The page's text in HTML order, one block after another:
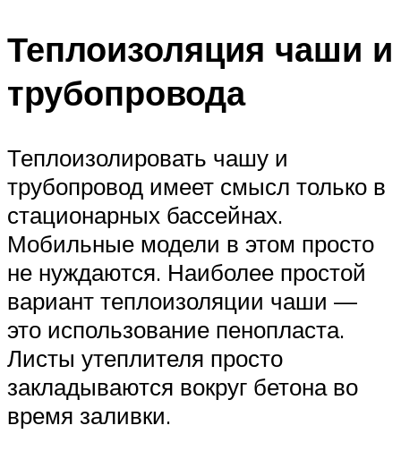
Теплоизоляция чаши и
трубопровода
Теплоизолировать чашу и
трубопровод имеет смысл только в
стационарных бассейнах.
Мобильные модели в этом просто
не нуждаются. Наиболее простой
вариант теплоизоляции чаши —
это использование пенопласта.
Листы утеплителя просто
закладываются вокруг бетона во
время заливки.